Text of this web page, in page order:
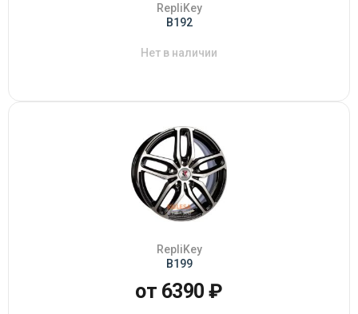
RepliKey
B192
Нет в наличии
RepliKey
B199
от 6390 ₽